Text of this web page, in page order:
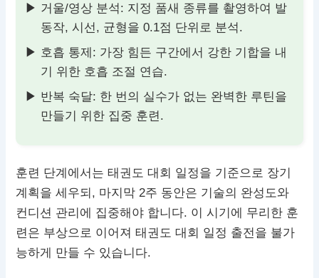
거울/영상 분석: 지정 품새 종류를 촬영하여 발
동작, 시선, 균형을 0.1점 단위로 분석.
호흡 통제: 가장 힘든 구간에서 강한 기합을 내
기 위한 호흡 조절 연습.
반복 숙달: 한 번의 실수가 없는 완벽한 루틴을
만들기 위한 집중 훈련.
훈련 단계에서는 태권도 대회 일정을 기준으로 장기
계획을 세우되, 마지막 2주 동안은 기술의 완성도와
컨디션 관리에 집중해야 합니다. 이 시기에 무리한 훈
련은 부상으로 이어져 태권도 대회 일정 출전을 불가
능하게 만들 수 있습니다.